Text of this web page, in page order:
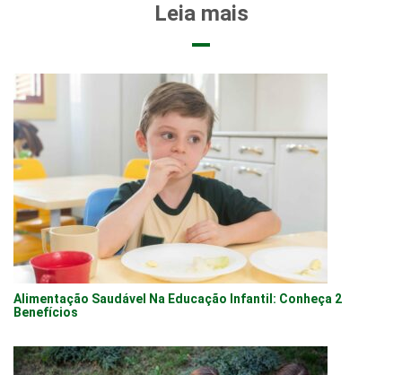
Leia mais
Alimentação Saudável Na Educação Infantil: Conheça 2
Benefícios